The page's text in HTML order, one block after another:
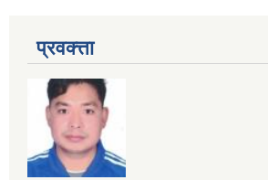
प्रवक्त्ता